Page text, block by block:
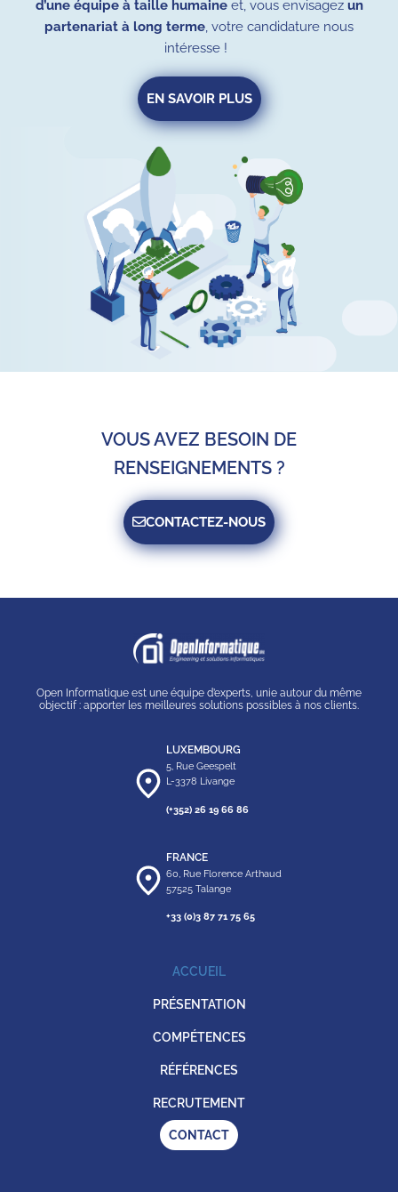
d’une équipe à taille humaineet, vous envisagez un
partenariat à long terme, votre candidature nous
intéresse !
EN SAVOIR PLUS
VOUS AVEZ BESOIN DE
RENSEIGNEMENTS ?
CONTACTEZ-NOUS
Open Informatique est une équipe d’experts, unie autour du même
objectif : apporter les meilleures solutions possibles à nos clients.
LUXEMBOURG
5, Rue Geespelt
L-3378 Livange
(+352) 26 19 66 86
FRANCE
60, Rue Florence Arthaud
57525 Talange
+33 (0)3 87 71 75 65
ACCUEIL
PRÉSENTATION
COMPÉTENCES
RÉFÉRENCES
RECRUTEMENT
CONTACT